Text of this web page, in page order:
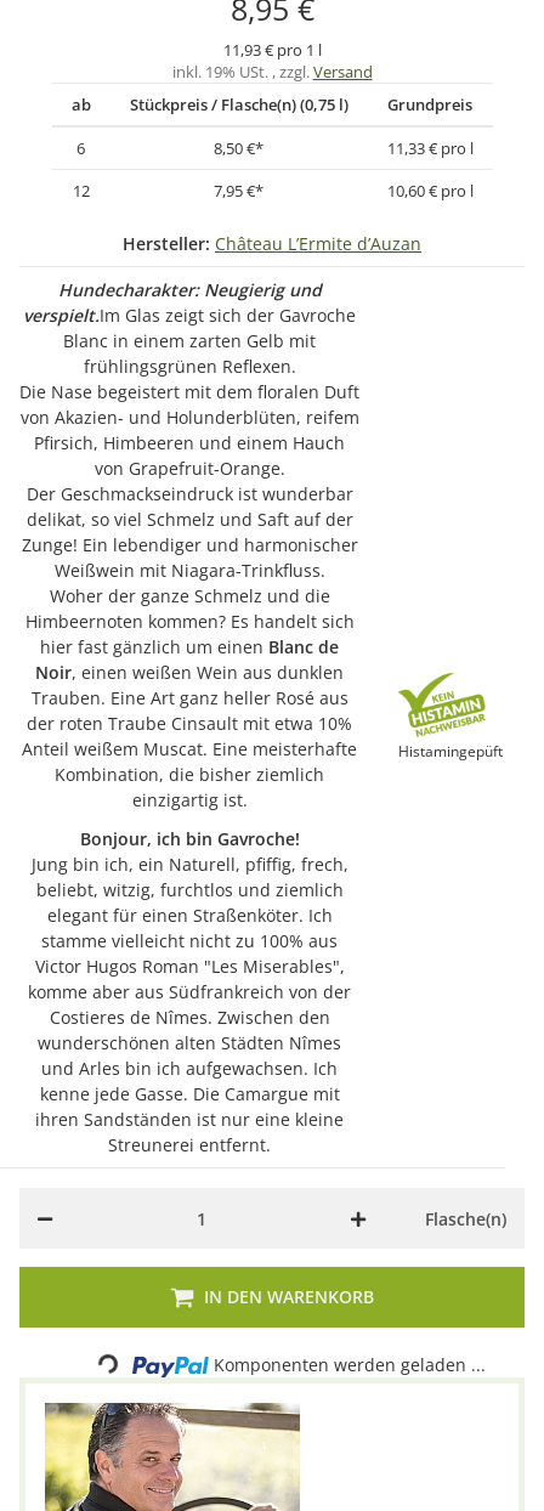
8,95 €
11,93 € pro 1 l
inkl. 19% USt. , zzgl.Versand
ab
Stückpreis / Flasche(n) (0,75 l)
Grundpreis
6
8,50 €*
11,33 € pro l
12
7,95 €* 10,60 € pro l
Hersteller: Château L’Ermite d’Auzan
Hundecharakter: Neugierig und
verspielt.Im Glas zeigt sich der Gavroche
Blanc in einem zarten Gelb mit
frühlingsgrünen Reflexen.
Die Nase begeistert mit dem floralen Duft
von Akazien- und Holunderblüten, reifem
Pfirsich, Himbeeren und einem Hauch
von Grapefruit-Orange.
Der Geschmackseindruck ist wunderbar
delikat, so viel Schmelz und Saft auf der
Zunge! Ein lebendiger und harmonischer
Weißwein mit Niagara-Trinkfluss.
Woher der ganze Schmelz und die
Himbeernoten kommen? Es handelt sich
hier fast gänzlich um einen Blanc de
Noir, einen weißen Wein aus dunklen
Trauben. Eine Art ganz heller Rosé aus
der roten Traube Cinsault mit etwa 10%
Anteil weißem Muscat. Eine meisterhafte
Kombination, die bisher ziemlich
einzigartig ist.
Bonjour, ich bin Gavroche!
Jung bin ich, ein Naturell, pfiffig, frech,
beliebt, witzig, furchtlos und ziemlich
elegant für einen Straßenköter. Ich
stamme vielleicht nicht zu 100% aus
Victor Hugos Roman "Les Miserables",
komme aber aus Südfrankreich von der
Costieres de Nîmes. Zwischen den
wunderschönen alten Städten Nîmes
und Arles bin ich aufgewachsen. Ich
kenne jede Gasse. Die Camargue mit
ihren Sandständen ist nur eine kleine
Streunerei entfernt.
Histamingepüft
Flasche(n)
IN DEN WARENKORB
Loading... Komponenten werden geladen ...